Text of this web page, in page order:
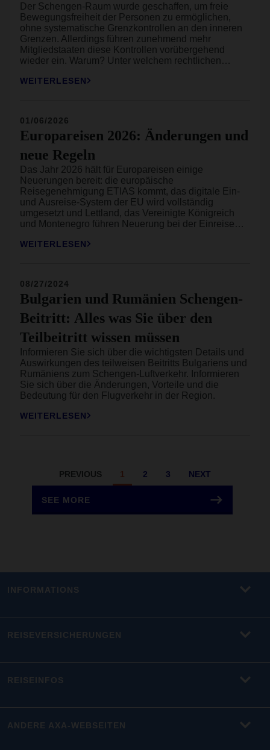
Der Schengen-Raum wurde geschaffen, um freie
Bewegungsfreiheit der Personen zu ermöglichen,
ohne systematische Grenzkontrollen an den inneren
Grenzen. Allerdings führen zunehmend mehr
Mitgliedstaaten diese Kontrollen vorübergehend
wieder ein. Warum? Unter welchem rechtlichen
betroffen? Wir klären was Sie wissen müssen und
WEITERLESEN
Europareisen 2026: Änderungen und
neue Regeln
Das Jahr 2026 hält für Europareisen einige
Neuerungen bereit: die europäische
Reisegenehmigung ETIAS kommt, das digitale Ein-
und Ausreise-System der EU wird vollständig
umgesetzt und Lettland, das Vereinigte Königreich
und Montenegro führen Neuerung bei der Einreise
Pauschalreisen, wohingegen die schlechte Nachricht
WEITERLESEN
01/06/2026
Bulgarien und Rumänien Schengen-
Beitritt: Alles was Sie über den
Teilbeitritt wissen müssen
Informieren Sie sich über die wichtigsten Details und
Auswirkungen des teilweisen Beitritts Bulgariens und
Rumäniens zum Schengen-Luftverkehr. Informieren
Sie sich über die Änderungen, Vorteile und die
Bedeutung für den Flugverkehr in der Region.
WEITERLESEN
08/27/2024
PREVIOUS 1 2 3 NEXT
SEE MORE
INFORMATIONS
REISEVERSICHERUNGEN
REISEINFOS
ANDERE AXA-WEBSEITEN